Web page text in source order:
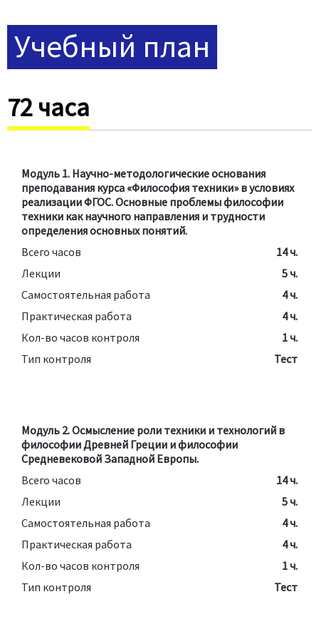
Учебный план
72 часа
Модуль 1. Научно-методологические основания
преподавания курса «Философия техники» в условиях
реализации ФГОС. Основные проблемы философии
техники как научного направления и трудности
определения основных понятий.
Всего часов
14 ч.
Лекции
5 ч.
Самостоятельная работа
4 ч.
Практическая работа
4 ч.
Кол-во часов контроля
1 ч.
Тип контроля
Тест
Модуль 2. Осмысление роли техники и технологий в
философии Древней Греции и философии
Средневековой Западной Европы.
Всего часов
14 ч.
Лекции
5 ч.
Самостоятельная работа
4 ч.
Практическая работа
4 ч.
Кол-во часов контроля
1 ч.
Тип контроля
Тест